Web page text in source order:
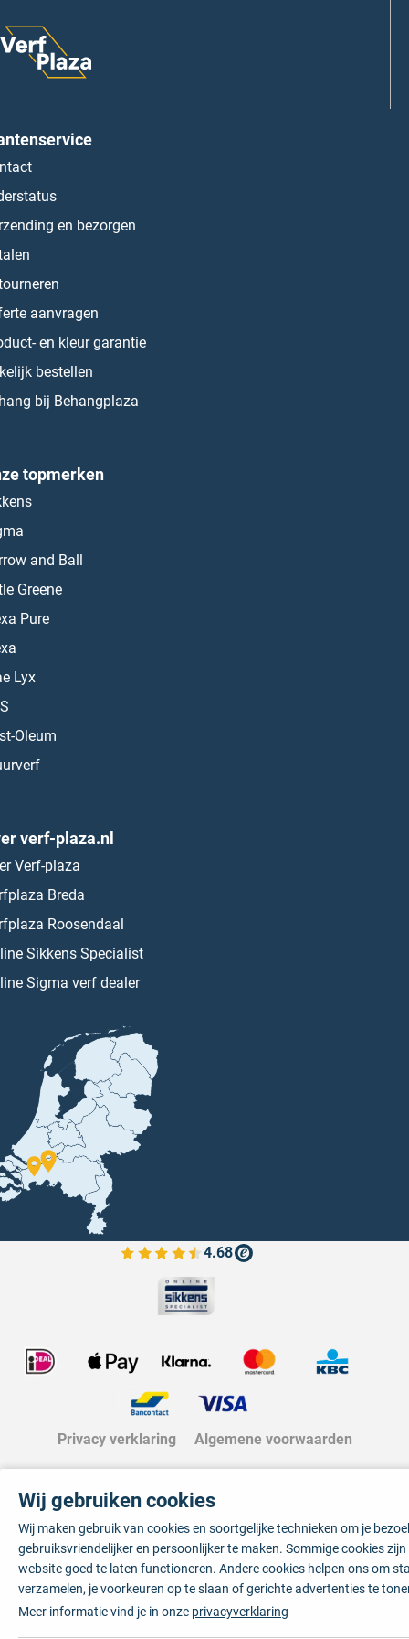
en bezorgen
aanvragen
en kleur garantie
bestellen
bij Behangplaza
topmerken
and Ball
Greene
Pure
Lyx
Oleum
verf-plaza.nl
Verf-plaza
Breda
Roosendaal
Sikkens Specialist
Sigma verf dealer
4.68
Bekijk de verfplaza beoordelingen
Privacy verklaring Algemene voorwaarden
Wij gebruiken cookies
Wij maken gebruik van cookies en soortgelijke technieken om je
gebruiksvriendelijker en persoonlijker te maken. Sommige cookies
website goed te laten functioneren. Andere cookies helpen ons om
verzamelen, je voorkeuren op te slaan of gerichte advertenties te
Meer informatie vind je in onze privacyverklaring